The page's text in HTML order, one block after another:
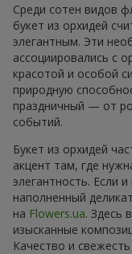
Среди сотен видов
букет из орхидей
элегантным. Эти
ассоциировались с
красотой и особой
природную
праздничный — от
событий.
Букет из орхидей
акцент там, где
элегантность. Если
наполненный
на Flowers.ua. Здесь
изысканные
Качество и